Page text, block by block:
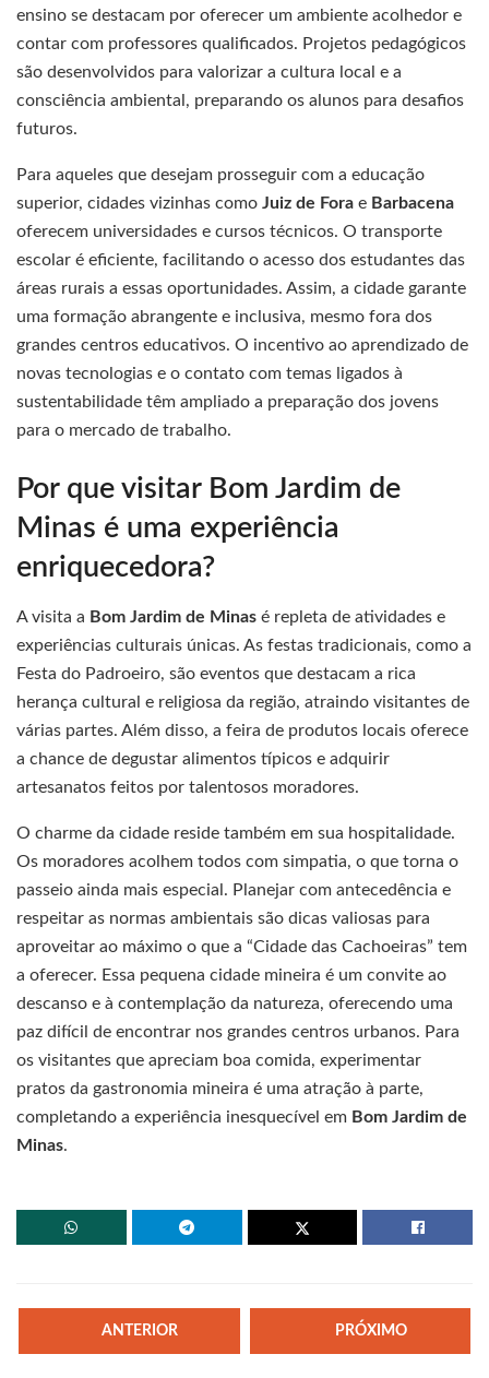
ensino se destacam por oferecer um ambiente acolhedor e
contar com professores qualificados. Projetos pedagógicos
são desenvolvidos para valorizar a cultura local e a
consciência ambiental, preparando os alunos para desafios
futuros.
Para aqueles que desejam prosseguir com a educação
superior, cidades vizinhas como Juiz de Fora e Barbacena
oferecem universidades e cursos técnicos. O transporte
escolar é eficiente, facilitando o acesso dos estudantes das
áreas rurais a essas oportunidades. Assim, a cidade garante
uma formação abrangente e inclusiva, mesmo fora dos
grandes centros educativos. O incentivo ao aprendizado de
novas tecnologias e o contato com temas ligados à
sustentabilidade têm ampliado a preparação dos jovens
para o mercado de trabalho.
Por que visitar Bom Jardim de
Minas é uma experiência
enriquecedora?
A visita a Bom Jardim de Minas é repleta de atividades e
experiências culturais únicas. As festas tradicionais, como a
Festa do Padroeiro, são eventos que destacam a rica
herança cultural e religiosa da região, atraindo visitantes de
várias partes. Além disso, a feira de produtos locais oferece
a chance de degustar alimentos típicos e adquirir
artesanatos feitos por talentosos moradores.
O charme da cidade reside também em sua hospitalidade.
Os moradores acolhem todos com simpatia, o que torna o
passeio ainda mais especial. Planejar com antecedência e
respeitar as normas ambientais são dicas valiosas para
aproveitar ao máximo o que a “Cidade das Cachoeiras” tem
a oferecer. Essa pequena cidade mineira é um convite ao
descanso e à contemplação da natureza, oferecendo uma
paz difícil de encontrar nos grandes centros urbanos. Para
os visitantes que apreciam boa comida, experimentar
pratos da gastronomia mineira é uma atração à parte,
completando a experiência inesquecível em Bom Jardim de
Minas.
ANTERIOR PRÓXIMO